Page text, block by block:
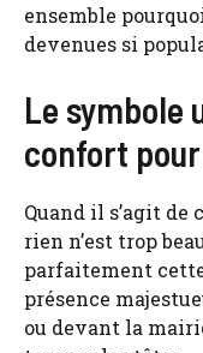
ensemble
devenues si
Le symbole
confort
Quand il s’agit de
rien n’est trop
parfaitement
présence
ou devant la